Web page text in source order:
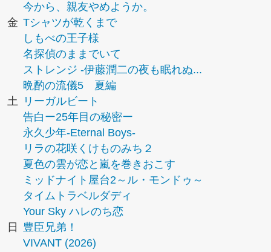
今から、親友やめようか。
金 Tシャツが乾くまで
しもべの王子様
名探偵のままでいて
ストレンジ -伊藤潤二の夜も眠れぬ...
晩酌の流儀5 夏編
土
リーガルビート
告白ー25年目の秘密ー
永久少年-Eternal Boys-
リラの花咲くけものみち２
夏色の雲が恋と嵐を巻きおこす
ミッドナイト屋台2～ル・モンドゥ～
タイムトラベルダディ
Your Sky ハレのち恋
日
豊臣兄弟！
VIVANT (2026)